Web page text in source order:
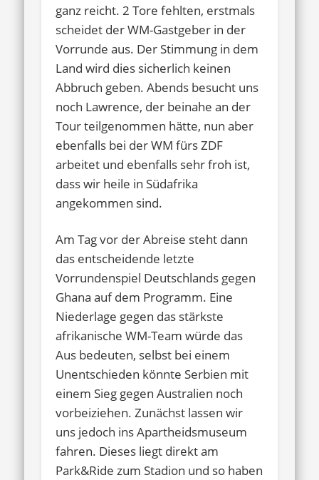
ganz reicht. 2 Tore fehlten, erstmals
scheidet der WM-Gastgeber in der
Vorrunde aus. Der Stimmung in dem
Land wird dies sicherlich keinen
Abbruch geben. Abends besucht uns
noch Lawrence, der beinahe an der
Tour teilgenommen hätte, nun aber
ebenfalls bei der WM fürs ZDF
arbeitet und ebenfalls sehr froh ist,
dass wir heile in Südafrika
angekommen sind.
Am Tag vor der Abreise steht dann
das entscheidende letzte
Vorrundenspiel Deutschlands gegen
Ghana auf dem Programm. Eine
Niederlage gegen das stärkste
afrikanische WM-Team würde das
Aus bedeuten, selbst bei einem
Unentschieden könnte Serbien mit
einem Sieg gegen Australien noch
vorbeiziehen. Zunächst lassen wir
uns jedoch ins Apartheidsmuseum
fahren. Dieses liegt direkt am
Park&Ride zum Stadion und so haben